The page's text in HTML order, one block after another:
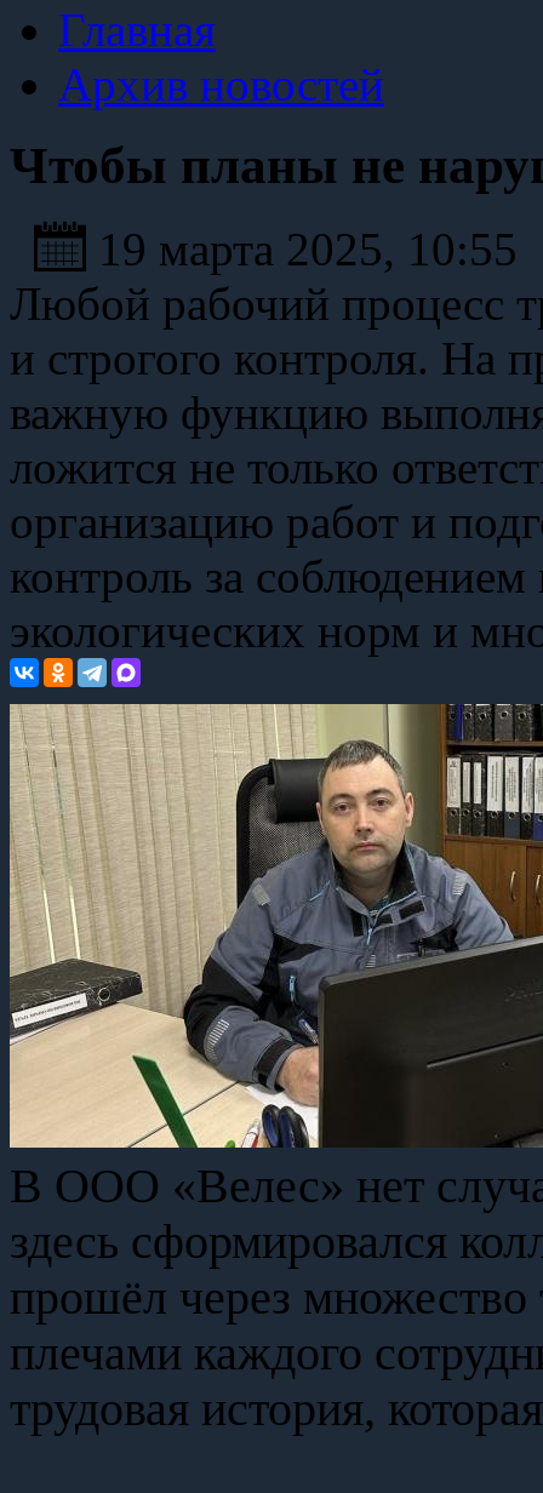
Главная
Архив новостей
Чтобы планы не
19 марта 2025, 10:55
Любой рабочий процесс
и строгого контроля. На
важную функцию
ложится не только
организацию работ и
контроль за
экологических норм и
В ООО «Велес» нет
здесь сформировался
прошёл через множество
плечами каждого
трудовая история,